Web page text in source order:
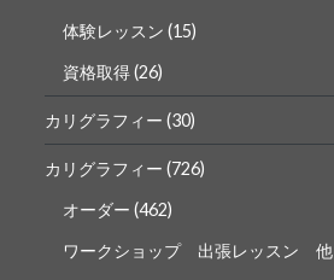
体験レッスン (15)
資格取得(26)
カリグラフィー (30)
カリグラフィー (726)
オーダー (462)
ワークショップ 出張レッスン 他